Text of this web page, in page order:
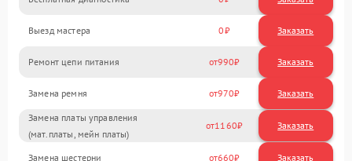
Выезд мастера 0 Заказать
Ремонт цепи питания 990
Замена ремня 970
Замена платы управления
(мат.платы, мейн платы)
1160
Замена шестерни 660